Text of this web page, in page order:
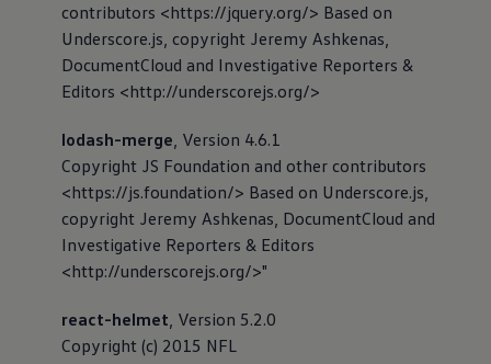
contributors <https://jquery.org/> Based on
Underscore.js, copyright Jeremy Ashkenas,
DocumentCloud and Investigative Reporters &
Editors <http://underscorejs.org/>
lodash-merge, Version 4.6.1
Copyright JS Foundation and other contributors
<https://js.foundation/> Based on Underscore.js,
copyright Jeremy Ashkenas, DocumentCloud and
Investigative Reporters & Editors
<http://underscorejs.org/>"
react-helmet, Version 5.2.0
Copyright (c) 2015 NFL